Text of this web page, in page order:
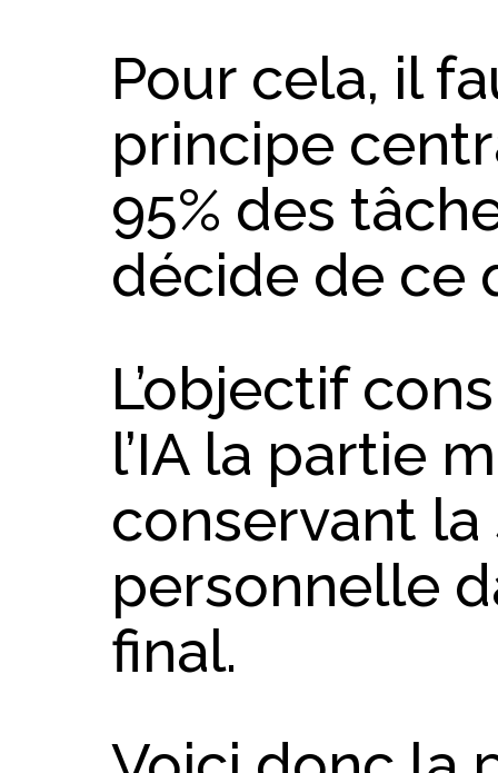
Pour cela, il
principe
95% des
décide de ce
L’objectif
l’IA la partie
conservant
personnelle
final.